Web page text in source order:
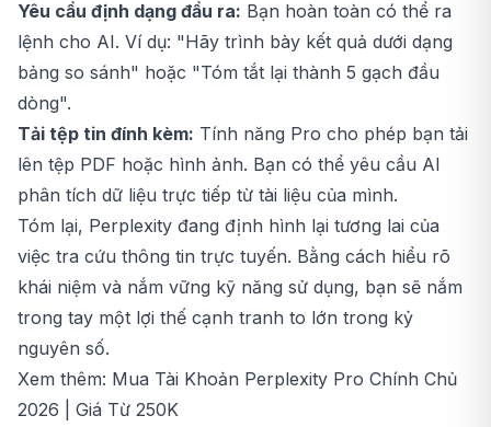
Yêu cầu định dạng đầu ra: Bạn hoàn toàn có thể ra
lệnh cho AI. Ví dụ: "Hãy trình bày kết quả dưới dạng
bảng so sánh" hoặc "Tóm tắt lại thành 5 gạch đầu
dòng".
Tải tệp tin đính kèm: Tính năng Pro cho phép bạn tải
lên tệp PDF hoặc hình ảnh. Bạn có thể yêu cầu AI
phân tích dữ liệu trực tiếp từ tài liệu của mình.
Tóm lại, Perplexity đang định hình lại tương lai của
việc tra cứu thông tin trực tuyến. Bằng cách hiểu rõ
khái niệm và nắm vững kỹ năng sử dụng, bạn sẽ nắm
trong tay một lợi thế cạnh tranh to lớn trong kỷ
nguyên số.
Xem thêm: Mua Tài Khoản Perplexity Pro Chính Chủ
2026 | Giá Từ 250K